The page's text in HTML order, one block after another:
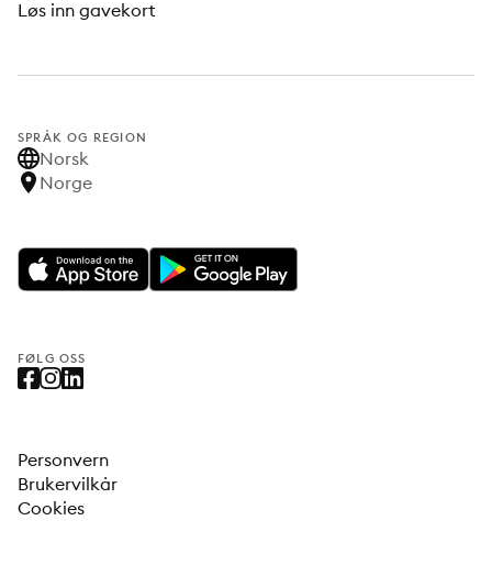
Løs inn gavekort
SPRÅK OG REGION
Norsk
Norge
FØLG OSS
Personvern
Brukervilkår
Cookies